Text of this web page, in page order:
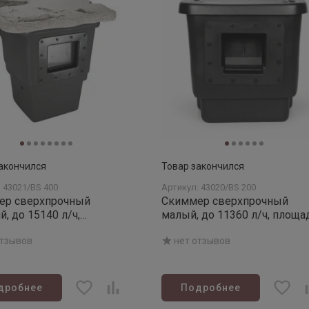
43021/BS 400
сверхпрочный
до 15140 л/ч,
Товар закончился
Артикул: 43020/BS 200
Скиммер сверхпрочный
малый, до 11360 л/ч,
нет отзывов
Подробнее